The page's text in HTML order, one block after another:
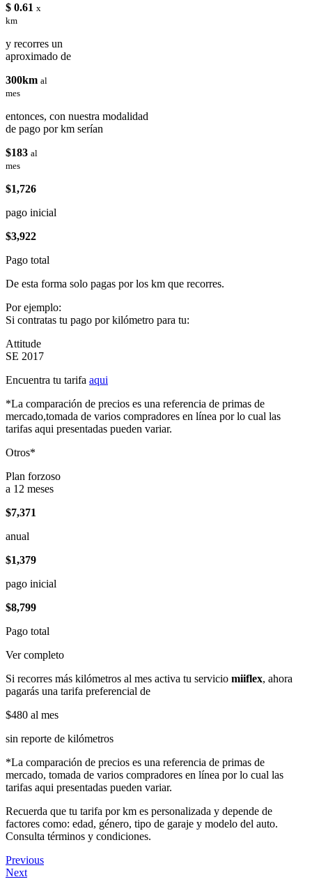
$ 0.61 x
km
y recorres un
aproximado de
300km al
mes
entonces, con nuestra modalidad
de pago por km serían
$183 al
mes
$1,726
pago inicial
$3,922
Pago total
De esta forma solo pagas por los km que recorres.
Por ejemplo:
Si contratas tu pago por kilómetro para tu:
Attitude
SE 2017
Encuentra tu tarifa aqui
*La comparación de precios es una referencia de primas de
mercado,tomada de varios compradores en línea por lo cual las
tarifas aqui presentadas pueden variar.
Otros*
Plan forzoso
a 12 meses
$7,371
anual
$1,379
pago inicial
$8,799
Pago total
Ver completo
Si recorres más kilómetros al mes activa tu servicio miiflex, ahora
pagarás una tarifa preferencial de
$480 al mes
sin reporte de kilómetros
*La comparación de precios es una referencia de primas de
mercado, tomada de varios compradores en línea por lo cual las
tarifas aqui presentadas pueden variar.
Recuerda que tu tarifa por km es personalizada y depende de
factores como: edad, género, tipo de garaje y modelo del auto.
Consulta términos y condiciones.
Previous
Next